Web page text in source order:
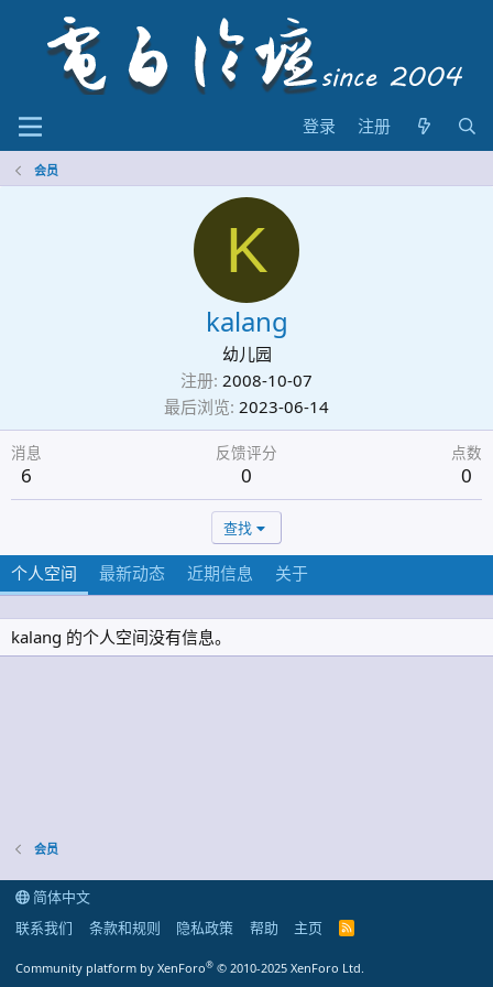
登录 注册
会员
K
kalang
幼儿园
注册 2008-10-07
最后浏览 2023-06-14
消息
6
反馈评分
0
点数
0
查找
个人空间 最新动态 近期信息 关于
kalang 的个人空间没有信息。
会员
简体中文
联系我们
条款和规则 隐私政策 帮助 主页
R
Community platform by XenForo® © 2010-2025 XenForo Ltd.